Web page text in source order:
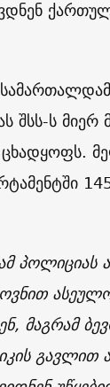
შსს-ს
ცხადყოფს.
პოლიციას
მაგრამ
გავლით